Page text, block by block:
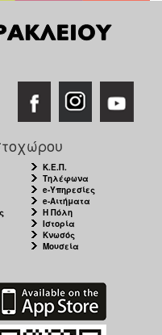
Κ.Ε.Π.
Τηλέφωνα
e-Υπηρεσίες
e-Αιτήματα
Η Πόλη
Ιστορία
Κνωσός
Μουσεία